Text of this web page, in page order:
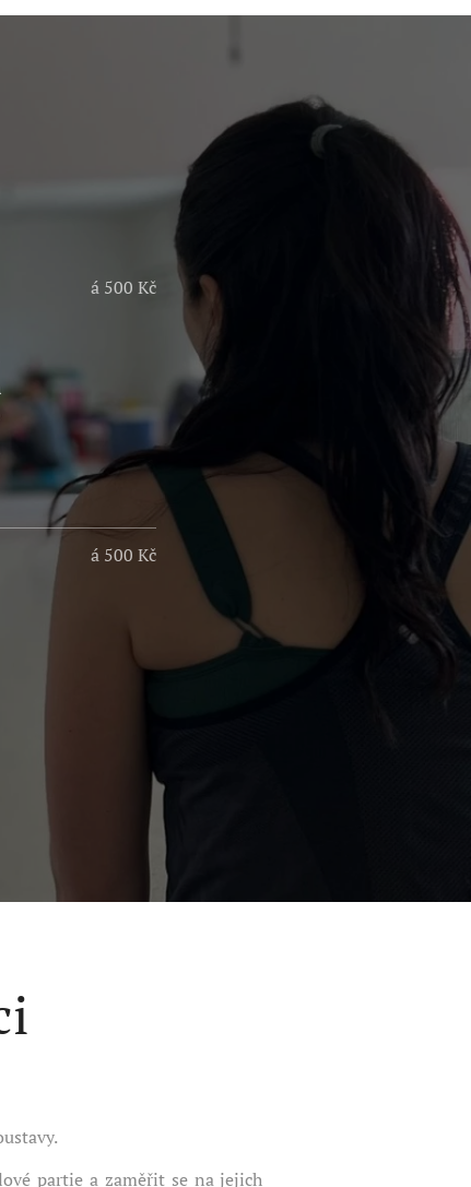
á 500 Kč
á 500 Kč
partie a zaměřit se na jejich